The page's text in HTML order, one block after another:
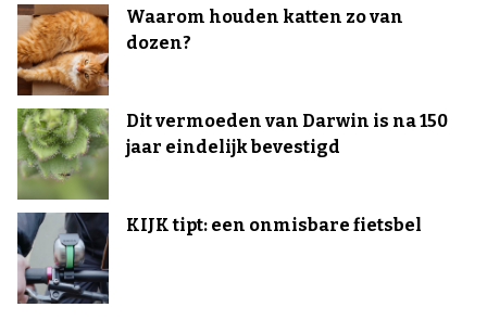
Waarom houden katten zo van
dozen?
Dit vermoeden van Darwin is na 150
jaar eindelijk bevestigd
KIJK tipt: een onmisbare fietsbel